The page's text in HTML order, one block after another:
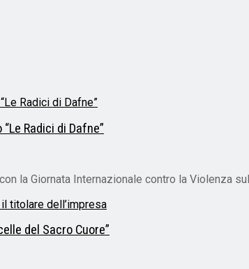
Radici di Dafne”
la Giornata Internazionale contro la Violenza
del Sacro Cuore”